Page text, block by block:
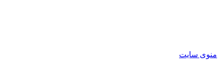
منوی سایت